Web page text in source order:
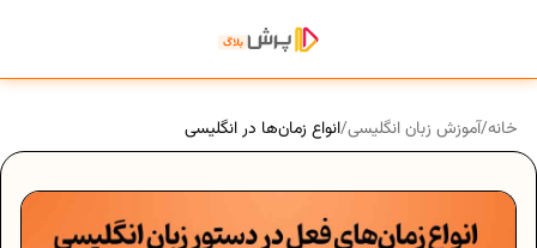
خانه/آموزش زبان انگلیسی/انواع زمان‌ها در انگلیسی